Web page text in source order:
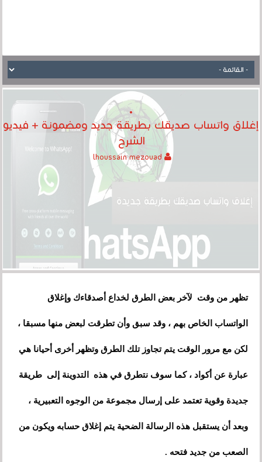
إغلاق واتساب صديقك بطريقة جديد ومضمونة + فيديو
الشرح
تظهر من وقت لآخر بعض الطرق لخداع أصدقاءك وإغلاق
الواتساب الخاص بهم ، وقد سبق وأن تطرقت لبعض منها مسبقا ،
لكن مع مرور الوقت يتم تجاوز تلك الطرق وتظهر أخرى أحيانا هي
عبارة عن أكواد ، كما سوف نتطرق في هذه التدوينة إلى طريقة
جديدة وقوية تعتمد على إرسال مجموعة من الوجوه التعبيرية ،
وبعد أن يستقبل هذه الرسالة الضحية يتم إغلاق حسابه ويكون من
الصعب من جديد فتحه .